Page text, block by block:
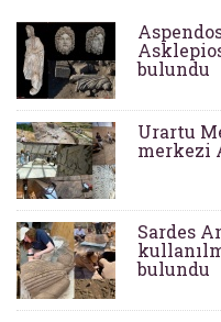
bulundu
Urartu
merkezi
Sardes
bulundu